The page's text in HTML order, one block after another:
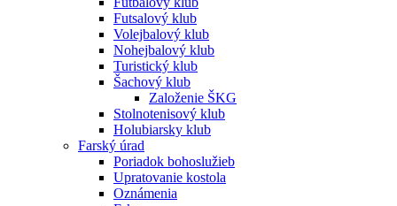
Futsalový klub
Volejbalový klub
Nohejbalový klub
Turistický klub
Šachový klub
Založenie ŠKG
Stolnotenisový klub
Holubiarsky klub
Farský úrad
Poriadok bohoslužieb
Upratovanie kostola
Oznámenia